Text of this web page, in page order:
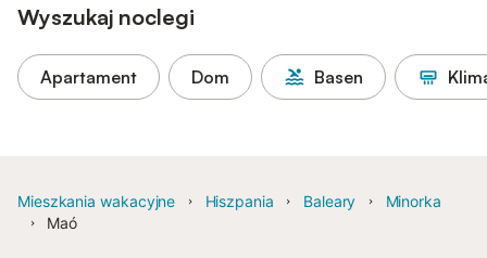
Wyszukaj noclegi
Apartament Dom Basen
Mieszkania wakacyjne Hiszpania Baleary
Minorka
Maó